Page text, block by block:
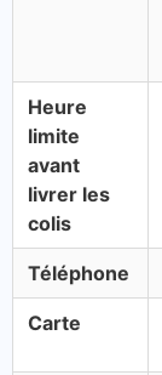
Heure
limite
avant
livrer les
colis
Téléphone
Carte